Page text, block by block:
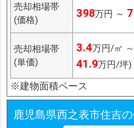
売却相場帯
(価格)
398万円 ～
売却相場帯
(単価)
3.4万円/㎡ ～
41.9万円/坪)
※建物面積ベース
鹿児島県西之表市住吉